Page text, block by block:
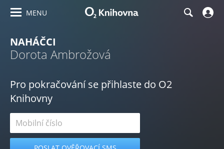
MENU
NAHÁČCI
Dorota Ambrožová
Pro pokračování se přihlaste do O2
Knihovny